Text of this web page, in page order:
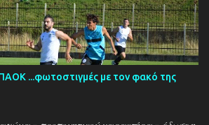
...φωτοστιγμές με τον φακό της